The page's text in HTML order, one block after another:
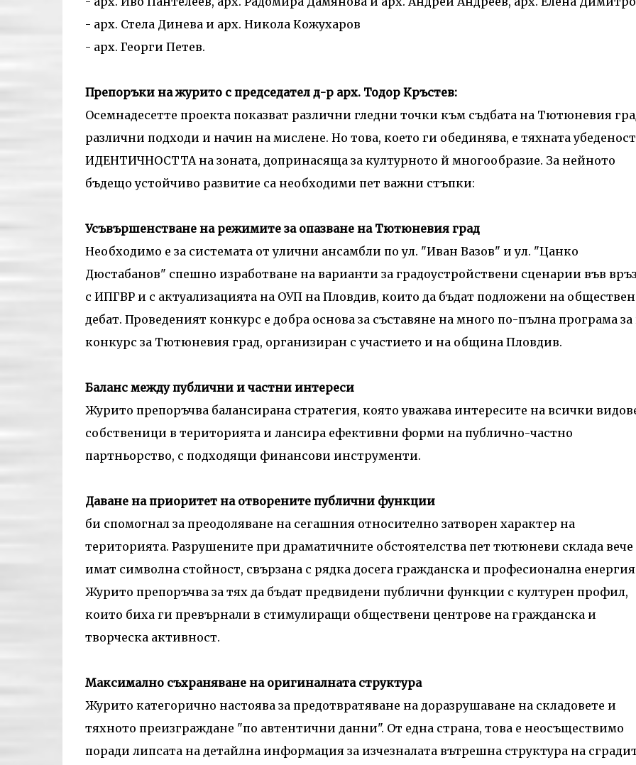
- арх. Стела Динева и арх. Никола Кожухаров
- арх. Георги Петев.
Препоръки на журито с председател д-р арх. Тодор Кръстев:
Осемнадесетте проекта показват различни гледни точки към съдбата на Тютюневия
различни подходи и начин на мислене. Но това, което ги обединява, е тяхната
ИДЕНТИЧНОСТТА на зоната, допринасяща за културното й многообразие. За нейното
бъдещо устойчиво развитие са необходими пет важни стъпки:
Усъвършенстване на режимите за опазване на Тютюневия град
Необходимо е за системата от улични ансамбли по ул. "Иван Вазов" и ул. "Цанко
Дюстабанов" спешно изработване на варианти за градоустройствени сценарии във
с ИПГВР и с актуализацията на ОУП на Пловдив, които да бъдат подложени на обществен
дебат. Проведеният конкурс е добра основа за съставяне на много по-пълна програма за
конкурс за Тютюневия град, организиран с участието и на община Пловдив.
Баланс между публични и частни интереси
Журито препоръчва балансирана стратегия, която уважава интересите на всички
собственици в територията и лансира ефективни форми на публично-частно
партньорство, с подходящи финансови инструменти.
Даване на приоритет на отворените публични функции
би спомогнал за преодоляване на сегашния относително затворен характер на
територията. Разрушените при драматичните обстоятелства пет тютюневи склада вече
имат символна стойност, свързана с рядка досега гражданска и професионална
Журито препоръчва за тях да бъдат предвидени публични функции с културен профил,
които биха ги превърнали в стимулиращи обществени центрове на гражданска и
творческа активност.
Максимално съхраняване на оригиналната структура
Журито категорично настоява за предотвратяване на доразрушаване на складовете и
тяхното преизграждане "по автентични данни". От една страна, това е неосъществимо
поради липсата на детайлна информация за изчезналата вътрешна структура на